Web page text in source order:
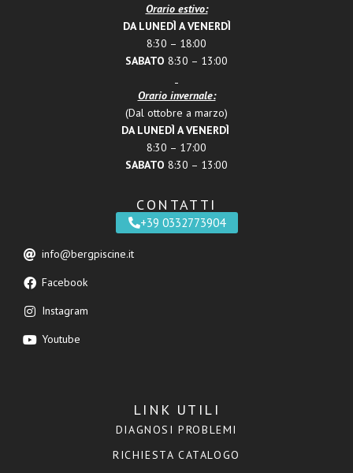
Orario estivo:
DA LUNEDÌ A VENERDÌ
8:30 – 18:00
SABATO 8:30 – 13:00
Orario invernale:
(Dal ottobre a marzo)
DA LUNEDÌ A VENERDÌ
8:30 – 17:00
SABATO 8:30 – 13:00
CONTATTI
+39 0332773904
info@bergpiscine.it
Facebook
Instagram
Youtube
LINK UTILI
DIAGNOSI PROBLEMI
RICHIESTA CATALOGO